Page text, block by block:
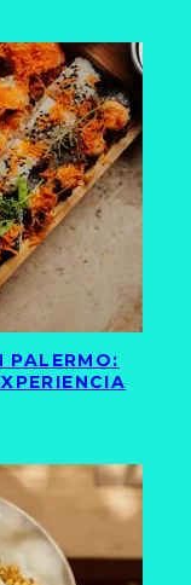
PALERMO: